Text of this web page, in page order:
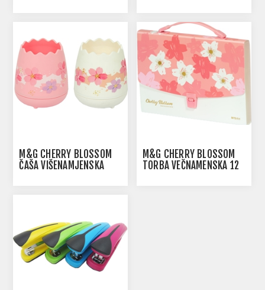
M&G CHERRY BLOSSOM
ČAŠA VIŠENAMJENSKA
M&G CHERRY BLOSSOM
TORBA VEČNAMENSKA 12